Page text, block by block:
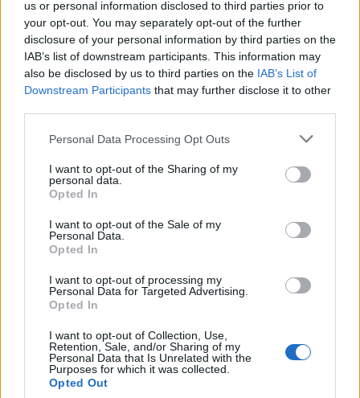
us or personal information disclosed to third parties prior to
your opt-out. You may separately opt-out of the further
disclosure of your personal information by third parties on the
IAB’s list of downstream participants. This information may
also be disclosed by us to third parties on the IAB’s List of
Downstream Participants that may further disclose it to other
Personal Data Processing Opt Outs
I want to opt-out of the Sharing of my
personal data.
Opted In
I want to opt-out of the Sale of my
Personal Data.
Opted In
I want to opt-out of processing my
Personal Data for Targeted Advertising.
Opted In
I want to opt-out of Collection, Use,
Retention, Sale, and/or Sharing of my
Personal Data that Is Unrelated with the
Purposes for which it was collected.
Opted Out
Πικάντικες πένες
ολικής αλέσεως με
ζουμερές γαρίδες και
παρμεζάνα
Χρώματα, αρώματα
νοστιμιά στο
ριζότο με μύδια!